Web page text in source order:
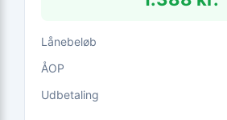
Lånebeløb
ÅOP
Udbetaling